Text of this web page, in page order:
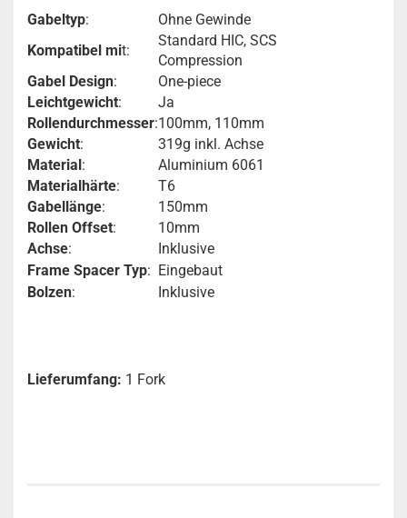
Gabeltyp:
Ohne Gewinde
Kompatibel mit:
Standard HIC, SCS
Compression
Gabel Design:
One-piece
Leichtgewicht:
Ja
Rollendurchmesser:100mm, 110mm
Gewicht:
319g inkl. Achse
Material:
Aluminium 6061
Materialhärte:
T6
Gabellänge:
150mm
Rollen Offset:
10mm
Achse:
Inklusive
Frame Spacer Typ: Eingebaut
Bolzen: Inklusive
Lieferumfang: 1 Fork